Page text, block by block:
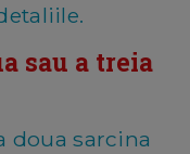
sau a treia
doua sarcina